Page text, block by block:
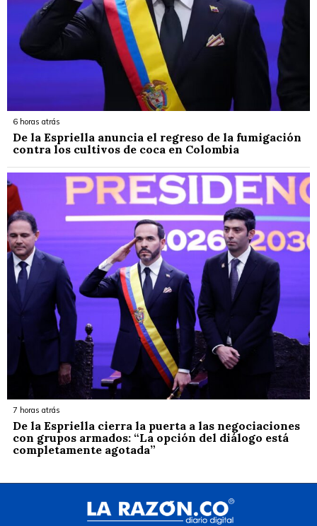
6 horas atrás
De la Espriella anuncia el regreso de la fumigación
contra los cultivos de coca en Colombia
7 horas atrás
De la Espriella cierra la puerta a las negociaciones
con grupos armados: “La opción del diálogo está
completamente agotada”